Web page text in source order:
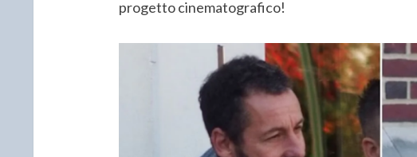
progetto cinematografico!